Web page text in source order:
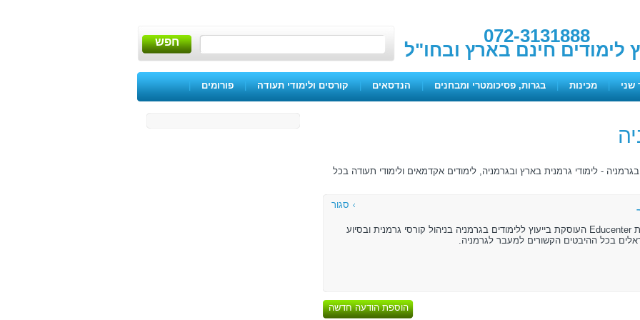
072-3131888
לימודים חינם בארץ ובחו"ל חפש
שני | מכינות | בגרות, פסיכומטרי ומבחנים | הנדסאים | קורסים ולימודי תעודה | פורומים |
- לימודי גרמנית בארץ ובגרמניה, לימודים אקדמאים ולימודי תעודה בכל
מנהל את חברת Educenter העוסקת בייעוץ ללימודים בגרמניה בניהול קורסי גרמנית ובסיוע
בכל ההיבטים הקשורים למעבר לגרמניה.
סגור
הוספת הודעה חדשה